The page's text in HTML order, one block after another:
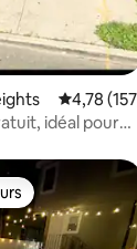
4,78
idéal pour